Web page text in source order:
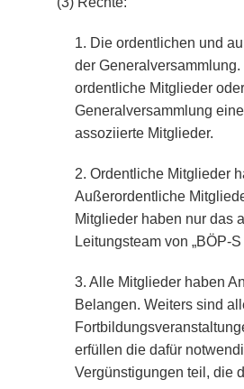
1. Die ordentlichen und
der
ordentliche Mitglieder
Generalversammlung
assoziierte Mitglieder.
2. Ordentliche Mitglieder
Außerordentliche
Mitglieder haben nur das
Leitungsteam von „BÖP-
3. Alle Mitglieder haben
Belangen. Weiters sind
erfüllen die dafür
Vergünstigungen teil, die